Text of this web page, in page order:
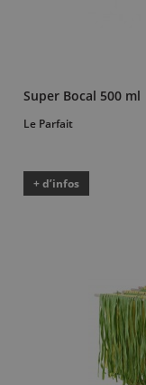
Super Bocal 500 ml
Le Parfait
+ d’infos